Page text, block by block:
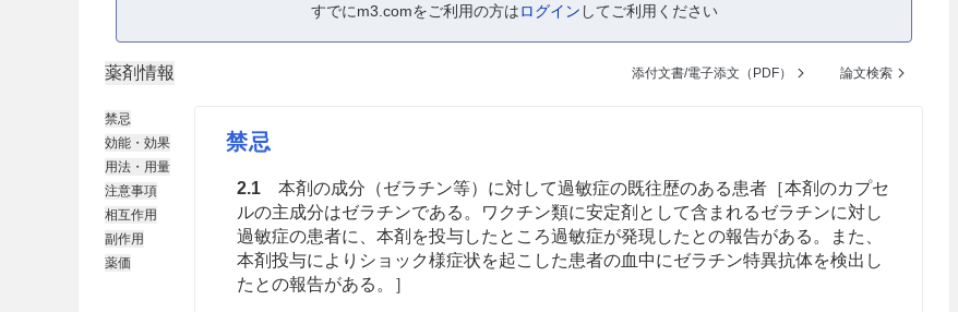
すでにm3.comをご利用の方はログイン してご利用ください
薬剤情報 添付文書/電子添文（PDF） 論文検索
禁忌
効能・効果
用法・用量
注意事項
相互作用
副作用
薬価
禁忌
2.1本剤の成分（ゼラチン等）に対して過敏症の既往歴のある患者［本剤のカプセ
ルの主成分はゼラチンである。ワクチン類に安定剤として含まれるゼラチンに対し
過敏症の患者に、本剤を投与したところ過敏症が発現したとの報告がある。また、
本剤投与によりショック様症状を起こした患者の血中にゼラチン特異抗体を検出し
たとの報告がある。］